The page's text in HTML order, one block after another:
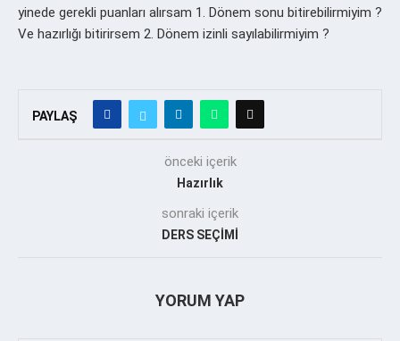
yinede gerekli puanları alırsam 1. Dönem sonu bitirebilirmiyim ?
Ve hazırlığı bitirirsem 2. Dönem izinli sayılabilirmiyim ?
PAYLAŞ
önceki içerik
Hazırlık
sonraki içerik
DERS SEÇİMİ
YORUM YAP